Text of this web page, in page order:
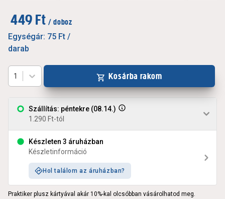
449 Ft / doboz
Egységár: 75 Ft /
darab
Szállítás: péntekre (08.14.)
1.290 Ft-tól
Készleten 3 áruházban
Készletinformáció
Hol találom az áruházban?
1 Kosárba rakom
Praktiker plusz kártyával akár 10%-kal olcsóbban vásárolhatod meg.